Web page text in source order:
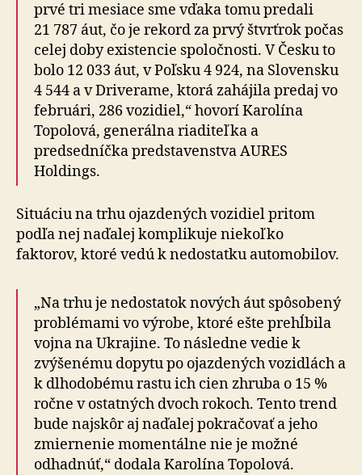
prvé tri mesiace sme vďaka tomu predali
21 787 áut, čo je rekord za prvý štvrťrok počas
celej doby existencie spoločnosti. V Česku to
bolo 12 033 áut, v Poľsku 4 924, na Slovensku
4 544 a v Driverame, ktorá zahájila predaj vo
februári, 286 vozidiel,“ hovorí Karolína
Topolová, generálna riaditeľka a
predsedníčka predstavenstva AURES
Holdings.
Situáciu na trhu ojazdených vozidiel pritom
podľa nej naďalej komplikuje niekoľko
faktorov, ktoré vedú k nedostatku automobilov.
„Na trhu je nedostatok nových áut spôsobený
problémami vo výrobe, ktoré ešte prehĺbila
vojna na Ukrajine. To následne vedie k
zvýšenému dopytu po ojazdených vozidlách a
k dlhodobému rastu ich cien zhruba o 15 %
ročne v ostatných dvoch rokoch. Tento trend
bude najskôr aj naďalej pokračovať a jeho
zmiernenie momentálne nie je možné
odhadnúť,“ dodala Karolína Topolová.